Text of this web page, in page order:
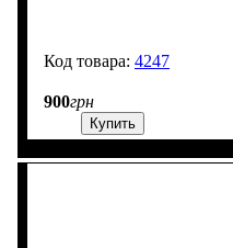
4247
900грн
Купить